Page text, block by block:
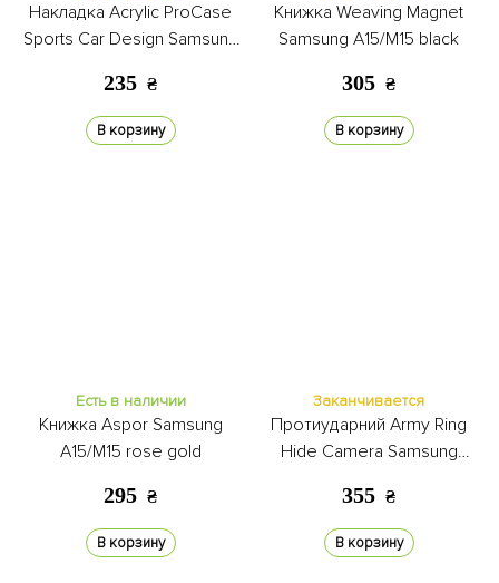
Накладка Acrylic ProCase
Sports Car Design Samsung
235 ₴
В корзину
Книжка Weaving Magnet
Samsung A15/M15 black
305 ₴
В корзину
Есть в наличии
Книжка Aspor Samsung
A15/M15 rose gold
295 ₴
В корзину
Заканчивается
Протиударний Army Ring
Hide Camera Samsung
355 ₴
В корзину